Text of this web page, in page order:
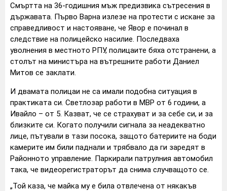
Смъртта на 36-годишния мъж предизвика сътресения в
държавата. Първо Варна излезе на протести с искане за
справедливост и настояване, че Явор е починал в
следствие на полицейско насилие. Последваха
уволнения в местното РПУ, полицаите бяха отстранени, а
столът на министъра на вътрешните работи Даниел
Митов се заклати.
И двамата полицаи не са имали подобна ситуация в
практиката си. Светлозар работи в МВР от 6 години, а
Ивайло – от 5. Казват, че се страхуват и за себе си, и за
близките си. Когато получили сигнала за неадекватно
лице, пътували в тази посока, защото батериите на боди
камерите им били паднали и трябвало да ги заредят в
Районното управление. Паркирали патрулния автомобил
така, че видеорегистраторът да снима случващото се.
„Той каза, че майка му е била отвлечена от някакъв